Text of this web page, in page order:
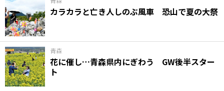
カラカラと亡き人しのぶ風車 恐山で夏の大祭
青森
花に催し…青森県内にぎわう GW後半スター
ト